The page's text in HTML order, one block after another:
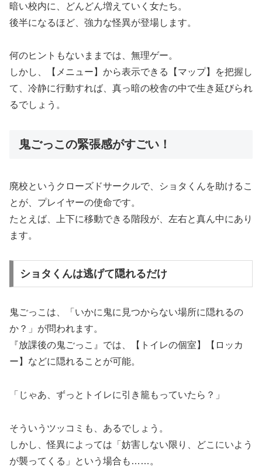
暗い校内に、どんどん増えていく女たち。
後半になるほど、強力な怪異が登場します。
何のヒントもないままでは、無理ゲー。
しかし、【メニュー】から表示できる【マップ】を把握し
て、冷静に行動すれば、真っ暗の校舎の中で生き延びられ
るでしょう。
鬼ごっこの緊張感がすごい！
廃校というクローズドサークルで、ショタくんを助けるこ
とが、プレイヤーの使命です。
たとえば、上下に移動できる階段が、左右と真ん中にあり
ます。
ショタくんは逃げて隠れるだけ
鬼ごっこは、「いかに鬼に見つからない場所に隠れるの
か？」が問われます。
『放課後の鬼ごっこ』では、【トイレの個室】【ロッカ
ー】などに隠れることが可能。
「じゃあ、ずっとトイレに引き籠もっていたら？」
そういうツッコミも、あるでしょう。
しかし、怪異によっては「妨害しない限り、どこにいよう
が襲ってくる」という場合も……。